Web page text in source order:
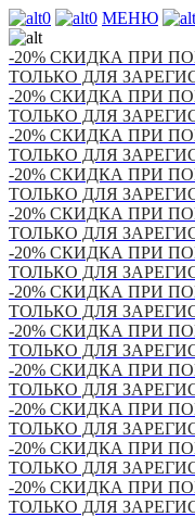
0 0 МЕНЮ
-20% СКИДКА ПРИ
ТОЛЬКО ДЛЯ
-20% СКИДКА ПРИ
ТОЛЬКО ДЛЯ
-20% СКИДКА ПРИ
ТОЛЬКО ДЛЯ
-20% СКИДКА ПРИ
ТОЛЬКО ДЛЯ
-20% СКИДКА ПРИ
ТОЛЬКО ДЛЯ
-20% СКИДКА ПРИ
ТОЛЬКО ДЛЯ
-20% СКИДКА ПРИ
ТОЛЬКО ДЛЯ
-20% СКИДКА ПРИ
ТОЛЬКО ДЛЯ
-20% СКИДКА ПРИ
ТОЛЬКО ДЛЯ
-20% СКИДКА ПРИ
ТОЛЬКО ДЛЯ
-20% СКИДКА ПРИ
ТОЛЬКО ДЛЯ
-20% СКИДКА ПРИ
ТОЛЬКО ДЛЯ